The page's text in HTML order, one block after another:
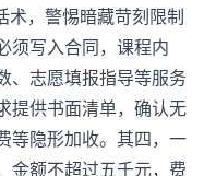
术，警惕暗藏苛刻限制
须写入合同，课程内
、志愿填报指导等服务
提供书面清单，确认无
等隐形加收。其四，一
金额不超过五千元，费